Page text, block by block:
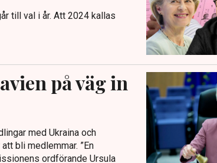
till val i år. Att 2024 kallas
på väg in
med Ukraina och
bli medlemmar. ”En
ordförande Ursula